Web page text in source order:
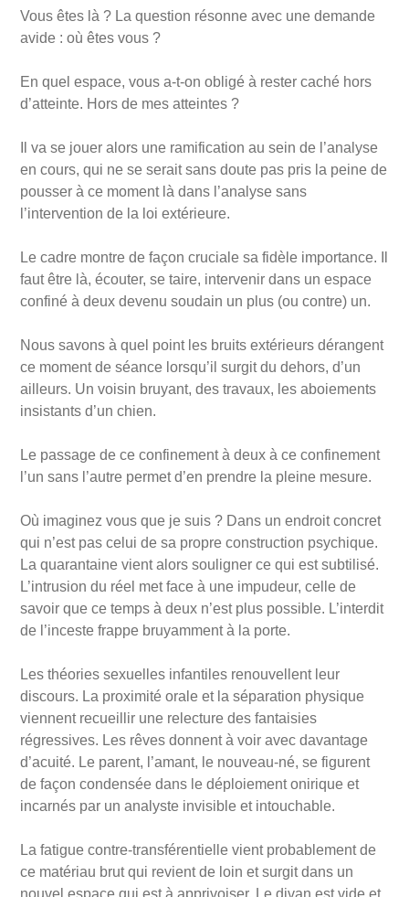
Vous êtes là ? La question résonne avec une demande
avide : où êtes vous ?
En quel espace, vous a-t-on obligé à rester caché hors
d’atteinte. Hors de mes atteintes ?
Il va se jouer alors une ramification au sein de l’analyse
en cours, qui ne se serait sans doute pas pris la peine de
pousser à ce moment là dans l’analyse sans
l’intervention de la loi extérieure.
Le cadre montre de façon cruciale sa fidèle importance. Il
faut être là, écouter, se taire, intervenir dans un espace
confiné à deux devenu soudain un plus (ou contre) un.
Nous savons à quel point les bruits extérieurs dérangent
ce moment de séance lorsqu’il surgit du dehors, d’un
ailleurs. Un voisin bruyant, des travaux, les aboiements
insistants d’un chien.
Le passage de ce confinement à deux à ce confinement
l’un sans l’autre permet d’en prendre la pleine mesure.
Où imaginez vous que je suis ? Dans un endroit concret
qui n’est pas celui de sa propre construction psychique.
La quarantaine vient alors souligner ce qui est subtilisé.
L’intrusion du réel met face à une impudeur, celle de
savoir que ce temps à deux n’est plus possible. L’interdit
de l’inceste frappe bruyamment à la porte.
Les théories sexuelles infantiles renouvellent leur
discours. La proximité orale et la séparation physique
viennent recueillir une relecture des fantaisies
régressives. Les rêves donnent à voir avec davantage
d’acuité. Le parent, l’amant, le nouveau-né, se figurent
de façon condensée dans le déploiement onirique et
incarnés par un analyste invisible et intouchable.
La fatigue contre-transférentielle vient probablement de
ce matériau brut qui revient de loin et surgit dans un
nouvel espace qui est à apprivoiser. Le divan est vide et